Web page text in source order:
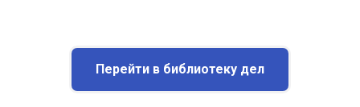
Перейти в библиотеку дел